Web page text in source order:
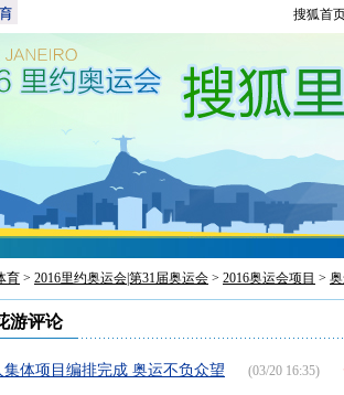
搜狐首
育 > 2016里约奥运会|第31届奥运会 > 2016奥运会项目 >
游评论
体项目编排完成 奥运不负众望 (03/20 16:35)